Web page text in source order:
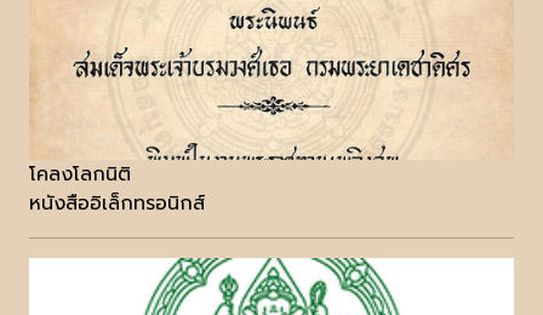
โคลงโลกนิติ
หนังสืออิเล็กทรอนิกส์